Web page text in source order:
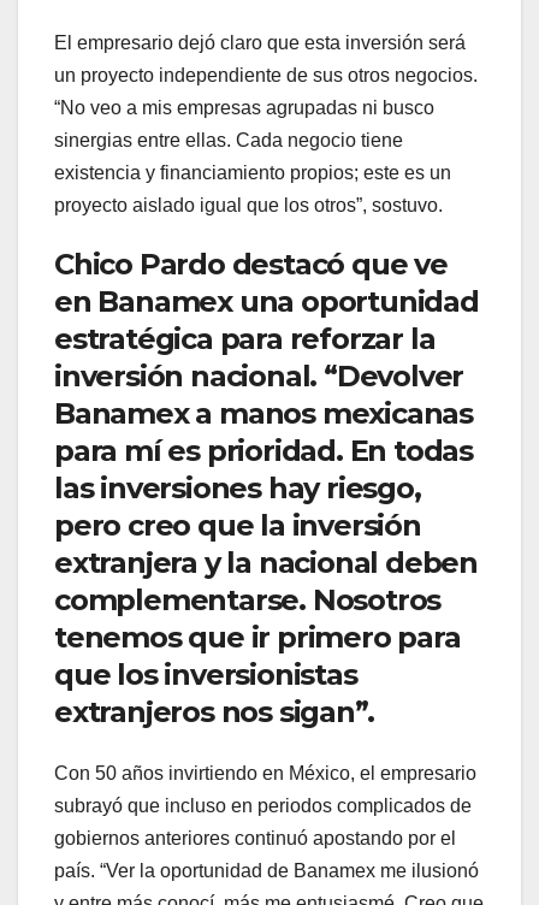
El empresario dejó claro que esta inversión será
un proyecto independiente de sus otros negocios.
“No veo a mis empresas agrupadas ni busco
sinergias entre ellas. Cada negocio tiene
existencia y financiamiento propios; este es un
proyecto aislado igual que los otros”, sostuvo.
Chico Pardo destacó que ve
en Banamex una oportunidad
estratégica para reforzar la
inversión nacional. “Devolver
Banamex a manos mexicanas
para mí es prioridad. En todas
las inversiones hay riesgo,
pero creo que la inversión
extranjera y la nacional deben
complementarse. Nosotros
tenemos que ir primero para
que los inversionistas
extranjeros nos sigan”.
Con 50 años invirtiendo en México, el empresario
subrayó que incluso en periodos complicados de
gobiernos anteriores continuó apostando por el
país. “Ver la oportunidad de Banamex me ilusionó